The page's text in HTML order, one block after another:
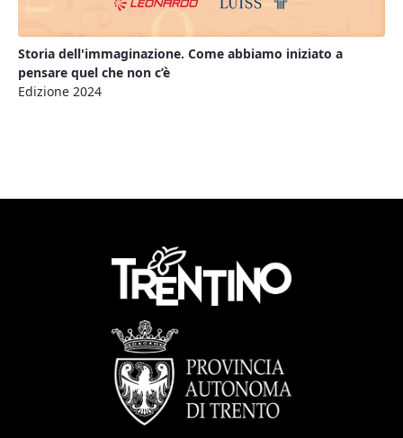
Storia dell'immaginazione. Come abbiamo iniziato a
pensare quel che non c’è
Edizione 2024